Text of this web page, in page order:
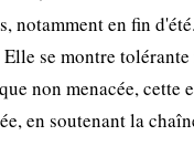
notamment en fin
se montre tolérante
non menacée,
en soutenant la